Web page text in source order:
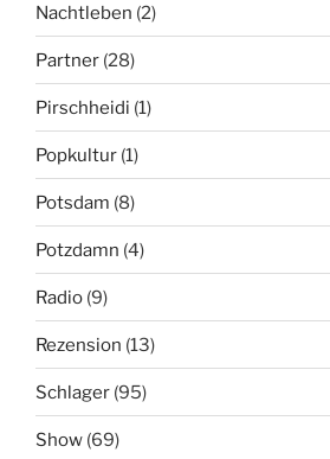
Nachtleben (2)
Partner (28)
Pirschheidi (1)
Popkultur (1)
Potsdam (8)
Potzdamn (4)
Radio (9)
Rezension (13)
Schlager (95)
Show (69)